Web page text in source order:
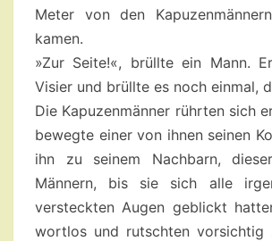
Meter von den
kamen.
»Zur Seite!«, brüllte ein Mann.
Visier und brüllte es noch einmal,
Die Kapuzenmänner rührten sich
bewegte einer von ihnen seinen
ihn zu seinem Nachbarn,
Männern, bis sie sich alle
versteckten Augen geblickt
wortlos und rutschten vorsichtig